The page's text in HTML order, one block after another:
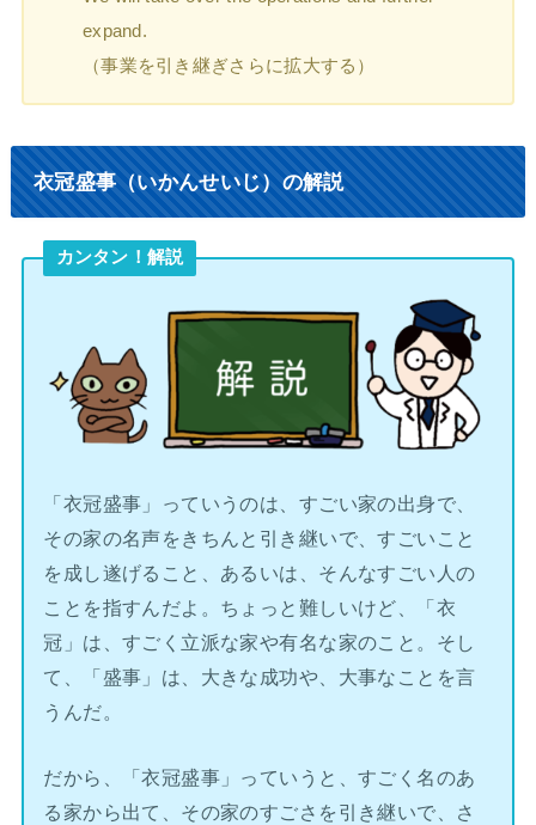
expand.
（事業を引き継ぎさらに拡大する）
衣冠盛事（いかんせいじ）の解説
カンタン！解説
「衣冠盛事」っていうのは、すごい家の出身で、
その家の名声をきちんと引き継いで、すごいこと
を成し遂げること、あるいは、そんなすごい人の
ことを指すんだよ。ちょっと難しいけど、「衣
冠」は、すごく立派な家や有名な家のこと。そし
て、「盛事」は、大きな成功や、大事なことを言
うんだ。
だから、「衣冠盛事」っていうと、すごく名のあ
る家から出て、その家のすごさを引き継いで、さ